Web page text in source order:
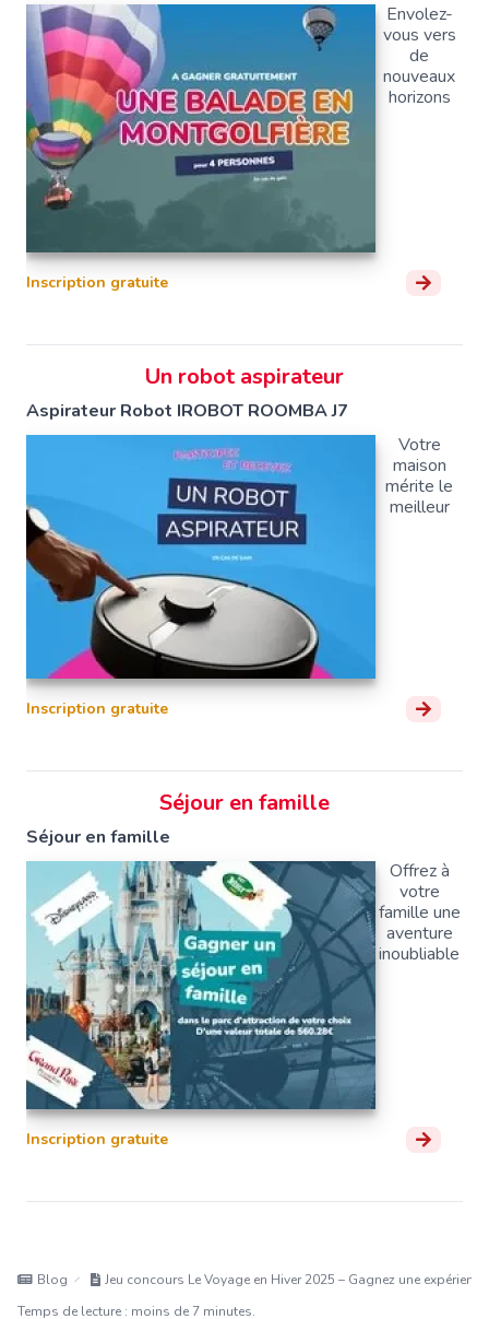
Blog
Jeu concours Le Voyage en Hiver 2025 – Gagnez une
Temps de lecture : moins de 7 minutes.
Envolez-
vous vers
de
nouveaux
horizons
Inscription gratuite
Un robot aspirateur
Aspirateur Robot IROBOT ROOMBA J7
Votre
maison
mérite le
meilleur
Inscription gratuite
Séjour en famille
Séjour en famille
Offrez à
votre
famille une
aventure
inoubliable
Inscription gratuite